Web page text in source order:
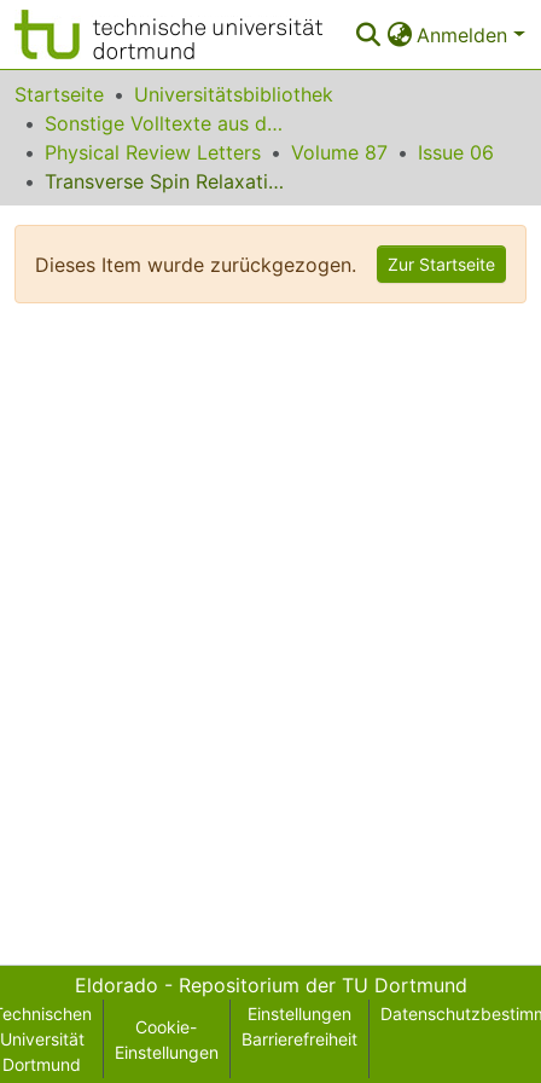
Anmelden
Bereiche & Sammlungen
Das gesamte Repositorium
Statistiken
Startseite
Universitätsbibliothek
Sonstige Volltexte aus dem Bibliotheksangebot
Physical Review Letters
Volume 87
Issue 06
Transverse Spin Relaxation in Liquid 129Xe in the Presence of Large Dipolar Fields
Dieses Item wurde zurückgezogen. Zur Startseite
Eldorado - Repositorium der TU Dortmund
Universität
Dortmund
Cookie-
Einstellungen
Einstellungen
Barrierefreiheit